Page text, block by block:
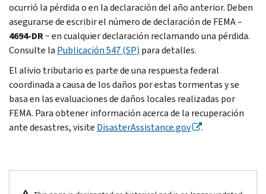
ocurrió la pérdida o en la declaración del año anterior. Deben
asegurarse de escribir el número de declaración de FEMA –
4694-DR− en cualquier declaración reclamando una pérdida.
Consulte la Publicación 547 (SP) para detalles.
El alivio tributario es parte de una respuesta federal
coordinada a causa de los daños por estas tormentas y se
basa en las evaluaciones de daños locales realizadas por
FEMA. Para obtener información acerca de la recuperación
ante desastres, visite DisasterAssistance.gov .